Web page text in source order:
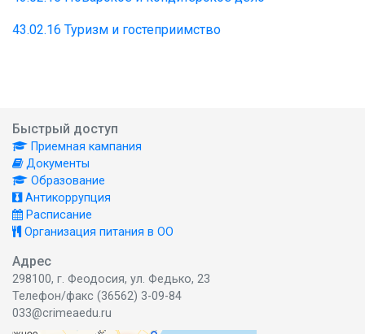
43.02.16 Туризм и гостеприимство
Быстрый доступ
Приемная кампания
Документы
Образование
Антикоррупция
Расписание
Организация питания в ОО
Адрес
298100, г. Феодосия, ул. Федько, 23
Телефон/факс (36562) 3-09-84
033@crimeaedu.ru